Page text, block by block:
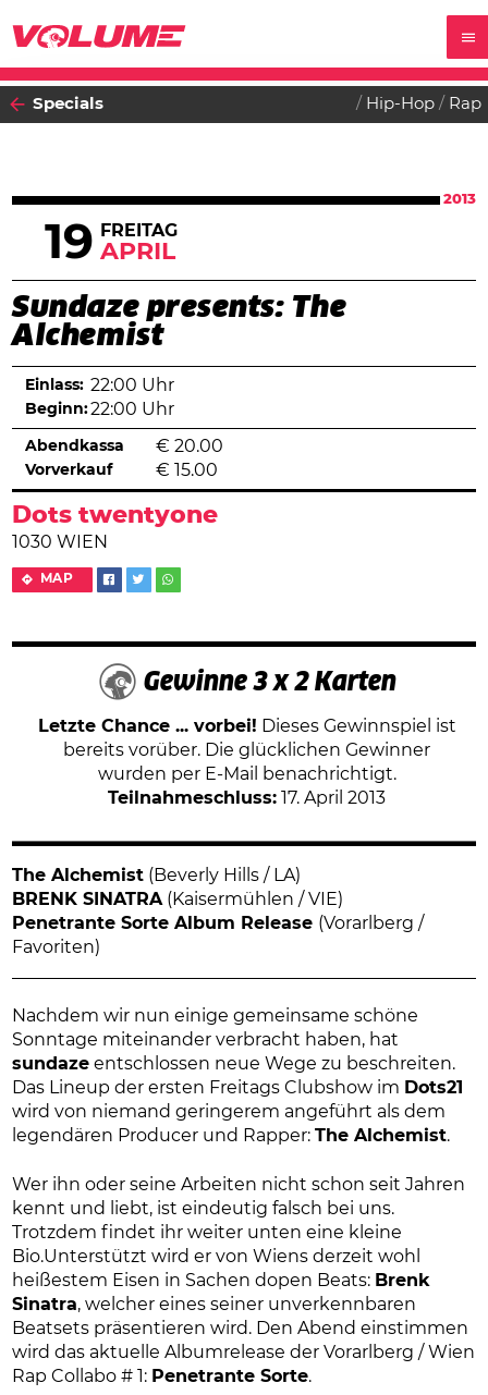
Specials Hip-Hop Rap
2013
19 FREITAG
APRIL
Sundaze presents: The
Alchemist
Dots twentyone
1030 WIEN
MAP
Einlass: 22:00 Uhr
Beginn:22:00 Uhr
Abendkassa € 20.00
Vorverkauf € 15.00
Gewinne 3 x 2 Karten
Letzte Chance ... vorbei! Dieses Gewinnspiel ist
bereits vorüber. Die glücklichen Gewinner
wurden per E-Mail benachrichtigt.
Teilnahmeschluss: 17. April 2013
The Alchemist (Beverly Hills / LA)
BRENK SINATRA(Kaisermühlen / VIE)
Penetrante Sorte Album Release (Vorarlberg /
Favoriten)
Nachdem wir nun einige gemeinsame schöne
Sonntage miteinander verbracht haben, hat
sundaze entschlossen neue Wege zu beschreiten.
Das Lineup der ersten Freitags Clubshow im Dots21
wird von niemand geringerem angeführt als dem
legendären Producer und Rapper:The Alchemist.
Wer ihn oder seine Arbeiten nicht schon seit Jahren
kennt und liebt, ist eindeutig falsch bei uns.
Trotzdem findet ihr weiter unten eine kleine
Bio.Unterstützt wird er von Wiens derzeit wohl
heißestem Eisen in Sachen dopen Beats: Brenk
Sinatra, welcher eines seiner unverkennbaren
Beatsets präsentieren wird. Den Abend einstimmen
wird das aktuelle Albumrelease der Vorarlberg / Wien
Rap Collabo # 1: Penetrante Sorte.